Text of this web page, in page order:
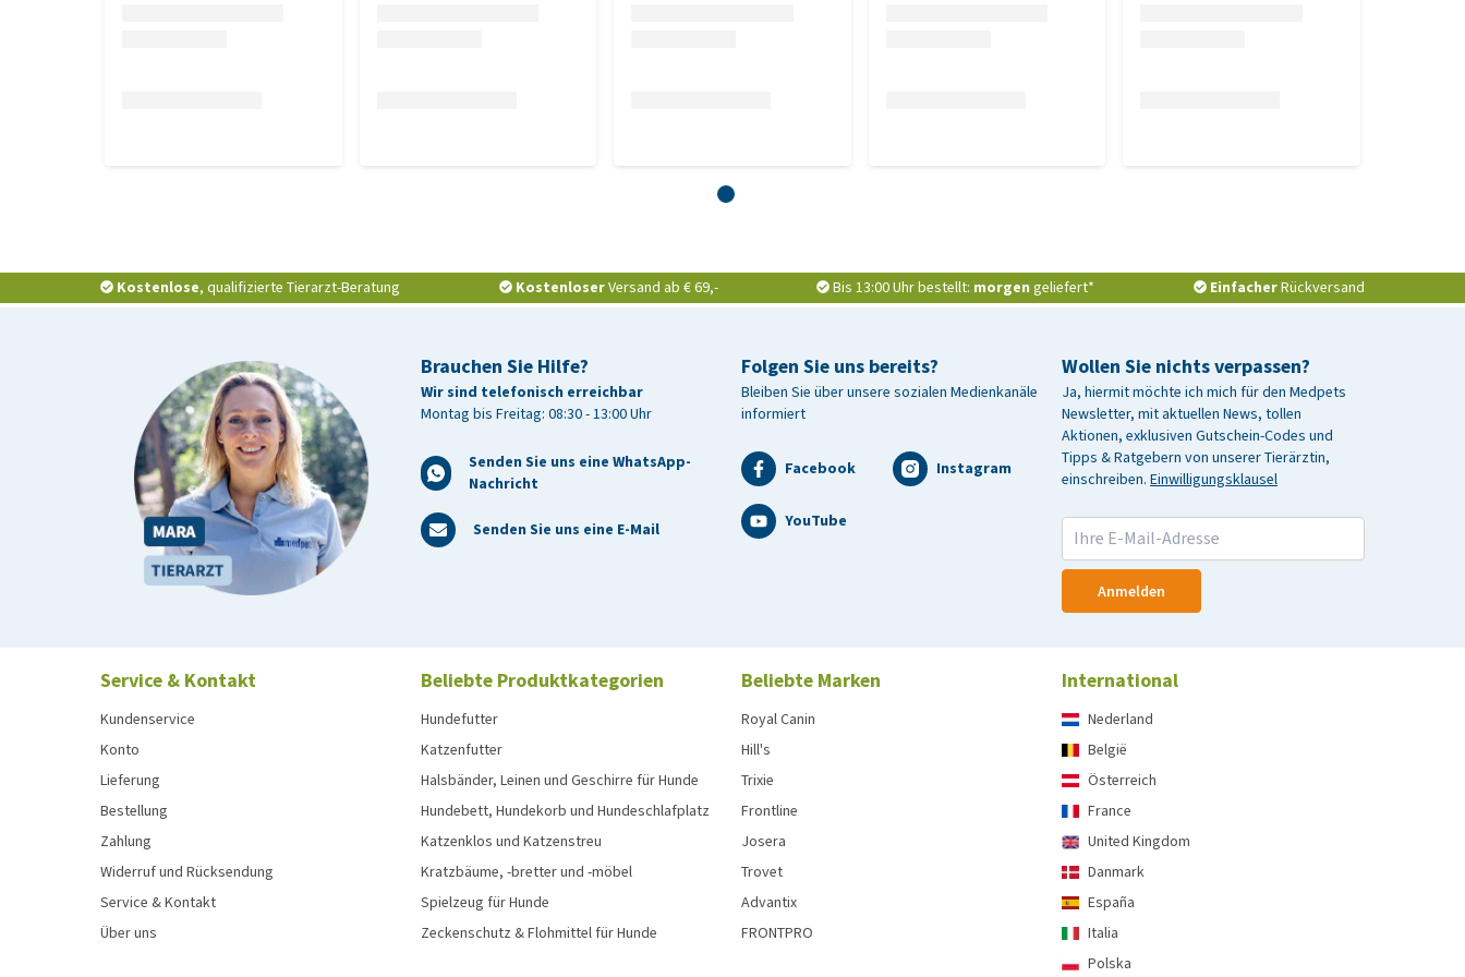
Kostenlose, qualifizierte Tierarzt-Beratung KostenloserVersand ab € 69,- Bis 13:00 Uhr bestellt: morgen geliefert* EinfacherRückversand
Brauchen Sie Hilfe?
Wir sind telefonisch erreichbar
Montag bis Freitag: 08:30 - 13:00 Uhr
Senden Sie uns eine WhatsApp-
Nachricht
Senden Sie uns eine E-Mail
Wollen Sie nichts verpassen?
Ja, hiermit möchte ich mich für den Medpets
Newsletter, mit aktuellen News, tollen
Aktionen, exklusiven Gutschein-Codes und
Tipps & Ratgebern von unserer Tierärztin,
einschreiben. Einwilligungsklausel
Anmelden
Folgen Sie uns bereits?
Bleiben Sie über unsere sozialen Medienkanäle
informiert
Facebook Instagram
YouTube
Service & Kontakt
Kundenservice
Konto
Lieferung
Bestellung
Zahlung
Widerruf und Rücksendung
Service & Kontakt
Über uns
Beliebte Produktkategorien
Hundefutter
Katzenfutter
Halsbänder, Leinen und Geschirre für Hunde
Hundebett, Hundekorb und Hundeschlafplatz
Katzenklos und Katzenstreu
Kratzbäume, -bretter und -möbel
Spielzeug für Hunde
Zeckenschutz & Flohmittel für Hunde
Beliebte Marken
Royal Canin
Hill's
Trixie
Frontline
Josera
Trovet
Advantix
FRONTPRO
International
Nederland
België
Österreich
France
United Kingdom
Danmark
España
Italia
Polska